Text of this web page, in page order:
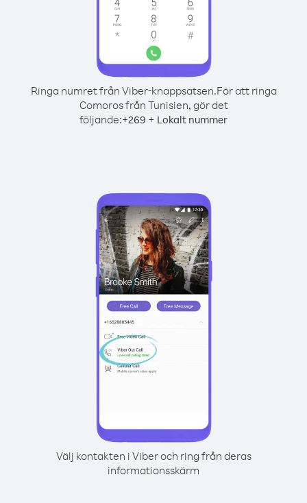
Ringa numret från Viber-knappsatsen.För att ringa
Comoros från Tunisien, gör det
följande:+269 + Lokalt nummer
Välj kontakten i Viber och ring från deras
informationsskärm